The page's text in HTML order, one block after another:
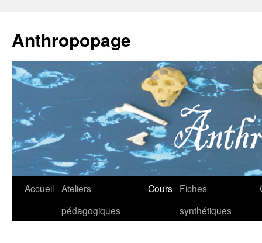
Anthropopage
Aller
Accueil Ateliers
pédagogiques
Cours Fiches
synthétiques